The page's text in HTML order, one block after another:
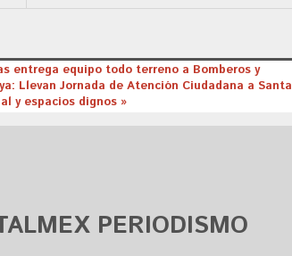
entrega equipo todo terreno a Bomberos y
Llevan Jornada de Atención Ciudadana a Santa
y espacios dignos »
PERIODISMO